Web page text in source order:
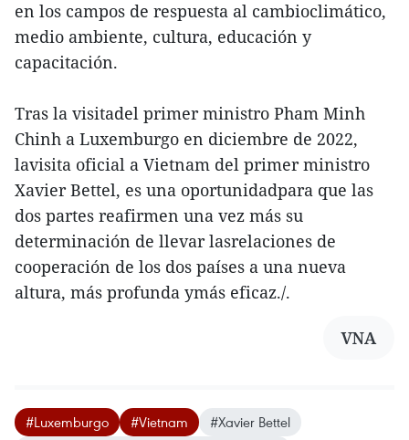
en los campos de respuesta al cambioclimático,
medio ambiente, cultura, educación y
capacitación.
Tras la visitadel primer ministro Pham Minh
Chinh a Luxemburgo en diciembre de 2022,
lavisita oficial a Vietnam del primer ministro
Xavier Bettel, es una oportunidadpara que las
dos partes reafirmen una vez más su
determinación de llevar lasrelaciones de
cooperación de los dos países a una nueva
altura, más profunda ymás eficaz./.
VNA
#Luxemburgo #Vietnam
#Xavier Bettel